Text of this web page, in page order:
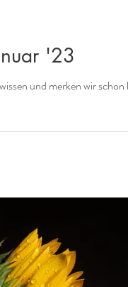
'23
und merken wir